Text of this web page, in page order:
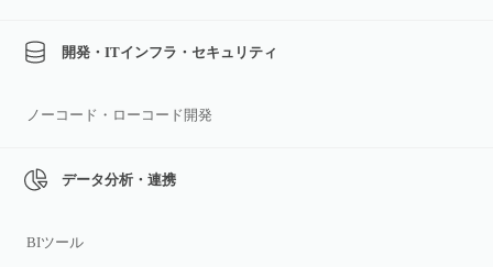
開発・ITインフラ・セキュリティ
ノーコード・ローコード開発
データ分析・連携
BIツール